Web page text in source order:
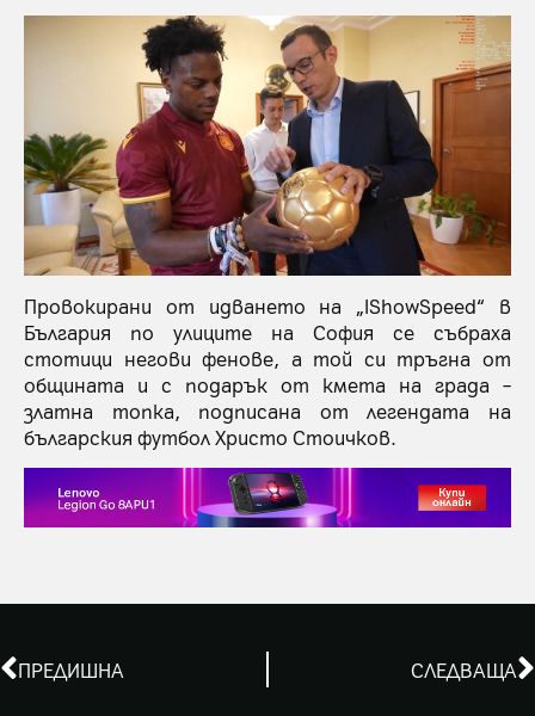
Провокирани от идването на „IShowSpeed“ в
България по улиците на София се събраха
стотици негови фенове, а той си тръгна от
общината и с подарък от кмета на града –
златна топка, подписана от легендата на
българския футбол Христо Стоичков.
ПРЕДИШНА СЛЕДВАЩА